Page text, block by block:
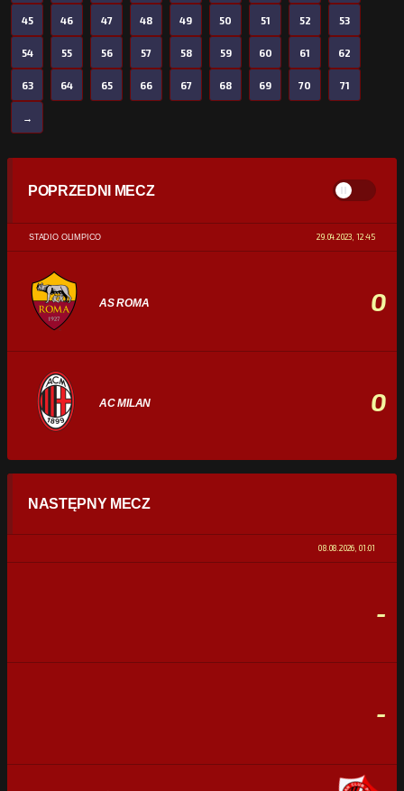
45 46 47 48 49 50 51 52 53
54 55 56 57 58 59 60 61 62
63 64 65 66 67 68 69 70 71
→
POPRZEDNI MECZ
STADIO OLIMPICO 29.04.2023, 12:45
AS ROMA 0
AC MILAN 0
STATYSTYKI
0% 100%
NASTĘPNY MECZ
08.08.2026, 01:01
-
-